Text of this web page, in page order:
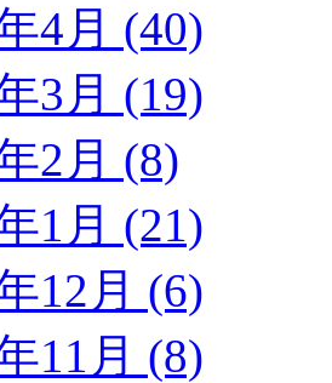
4月 (40)
3月 (19)
2月 (8)
1月 (21)
12月 (6)
11月 (8)